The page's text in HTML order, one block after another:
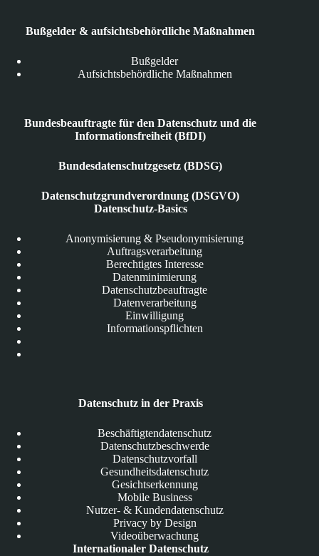
Bußgelder & aufsichtsbehördliche Maßnahmen
Bußgelder
Aufsichtsbehördliche Maßnahmen
Bundesbeauftragte für den Datenschutz und die
Informationsfreiheit (BfDI)
Bundesdatenschutzgesetz (BDSG)
Datenschutzgrundverordnung (DSGVO)
Datenschutz-Basics
Anonymisierung & Pseudonymisierung
Auftragsverarbeitung
Berechtigtes Interesse
Datenminimierung
Datenschutzbeauftragte
Datenverarbeitung
Einwilligung
Informationspflichten
Datenschutz in der Praxis
Beschäftigtendatenschutz
Datenschutzbeschwerde
Datenschutzvorfall
Gesundheitsdatenschutz
Gesichtserkennung
Mobile Business
Nutzer- & Kundendatenschutz
Privacy by Design
Videoüberwachung
Internationaler Datenschutz